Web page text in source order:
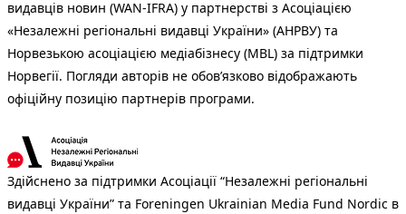
видавців новин (WAN-IFRA) у партнерстві з Асоціацією
«Незалежні регіональні видавці України» (АНРВУ) та
Норвезькою асоціацією медіабізнесу (MBL) за підтримки
Норвегії. Погляди авторів не обов’язково відображають
офіційну позицію партнерів програми.
Здійснено за підтримки Асоціації “Незалежні регіональні
видавці України” та Foreningen Ukrainian Media Fund Nordic в